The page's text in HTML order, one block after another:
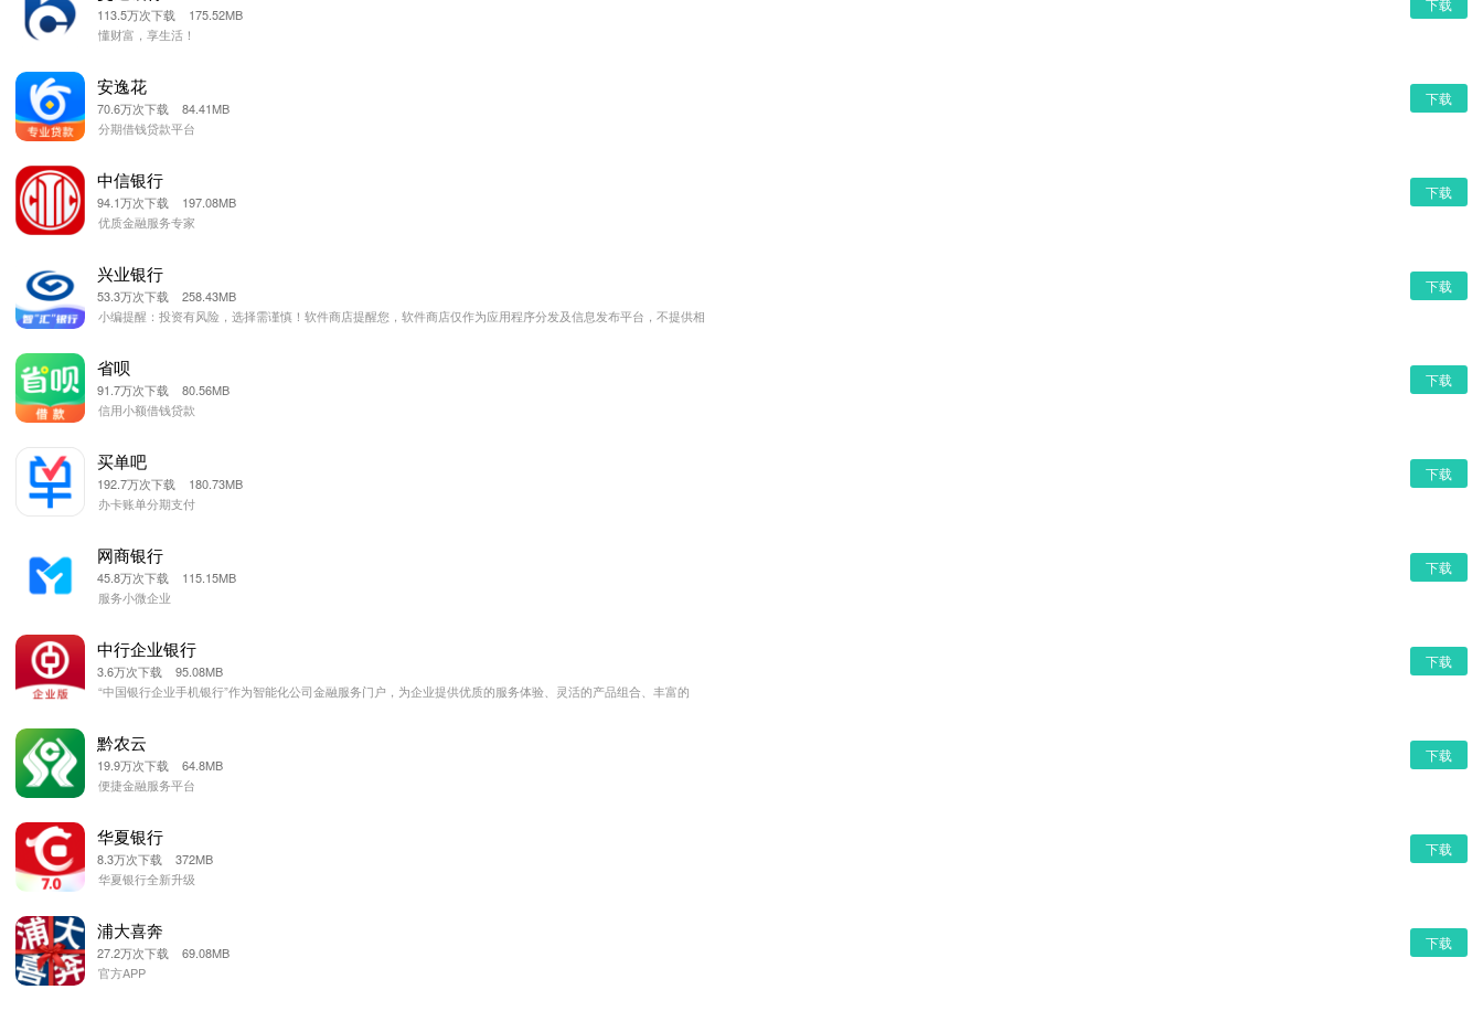
113.5万次下载 175.52MB
懂财富，享生活！
下载
安逸花
70.6万次下载 84.41MB
分期借钱贷款平台
下载
中信银行
94.1万次下载 197.08MB
优质金融服务专家
下载
兴业银行
53.3万次下载 258.43MB
小编提醒：投资有风险，选择需谨慎！软件商店提醒您，软件商店仅作为应用程序分发及信息发布平台，不提供相
下载
省呗
91.7万次下载 80.56MB
信用小额借钱贷款
下载
买单吧
192.7万次下载 180.73MB
办卡账单分期支付
下载
网商银行
45.8万次下载 115.15MB
服务小微企业
下载
中行企业银行
3.6万次下载 95.08MB
“中国银行企业手机银行”作为智能化公司金融服务门户，为企业提供优质的服务体验、灵活的产品组合、丰富的
下载
黔农云
19.9万次下载 64.8MB
便捷金融服务平台
下载
华夏银行
8.3万次下载 372MB
华夏银行全新升级
下载
浦大喜奔
27.2万次下载 69.08MB
官方APP
下载